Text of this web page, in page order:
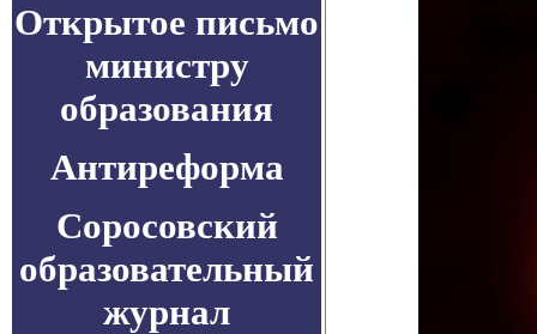
Открытое письмо
министру
образования
Антиреформа
Соросовский
образовательный
журнал